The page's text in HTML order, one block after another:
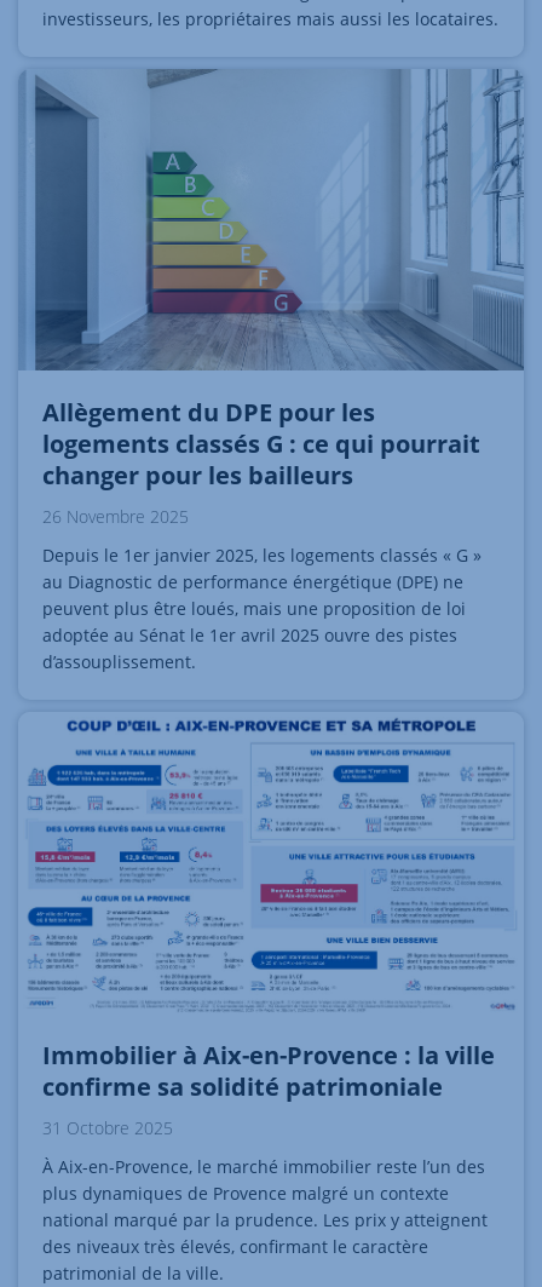
investisseurs, les propriétaires mais aussi les locataires.
Allègement du DPE pour les
logements classés G : ce qui pourrait
changer pour les bailleurs
26 Novembre 2025
Depuis le 1er janvier 2025, les logements classés « G »
au Diagnostic de performance énergétique (DPE) ne
peuvent plus être loués, mais une proposition de loi
adoptée au Sénat le 1er avril 2025 ouvre des pistes
d’assouplissement.
Immobilier à Aix-en-Provence : la ville
confirme sa solidité patrimoniale
31 Octobre 2025
À Aix-en-Provence, le marché immobilier reste l’un des
plus dynamiques de Provence malgré un contexte
national marqué par la prudence. Les prix y atteignent
des niveaux très élevés, confirmant le caractère
patrimonial de la ville.